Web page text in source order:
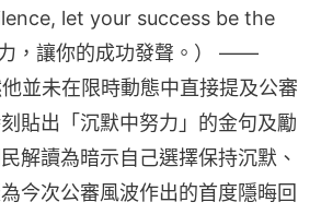
let your success be the
，讓你的成功發聲。） ——
並未在限時動態中直接提及公審
貼出「沉默中努力」的金句及勵
解讀為暗示自己選擇保持沉默、
今次公審風波作出的首度隱晦回